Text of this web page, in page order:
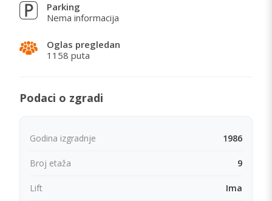
Parking
Nema informacija
Oglas pregledan
1158 puta
Podaci o zgradi
Godina izgradnje 1986
Broj etaža 9
Lift Ima